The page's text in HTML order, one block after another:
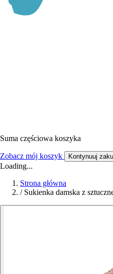
Suma częściowa koszyka
Zobacz mój koszyk Kontynuuj
Loading...
Strona główna
/ Sukienka damska z